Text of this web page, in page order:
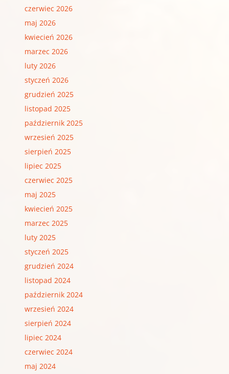
czerwiec 2026
maj 2026
kwiecień 2026
marzec 2026
luty 2026
styczeń 2026
grudzień 2025
listopad 2025
październik 2025
wrzesień 2025
sierpień 2025
lipiec 2025
czerwiec 2025
maj 2025
kwiecień 2025
marzec 2025
luty 2025
styczeń 2025
grudzień 2024
listopad 2024
październik 2024
wrzesień 2024
sierpień 2024
lipiec 2024
czerwiec 2024
maj 2024